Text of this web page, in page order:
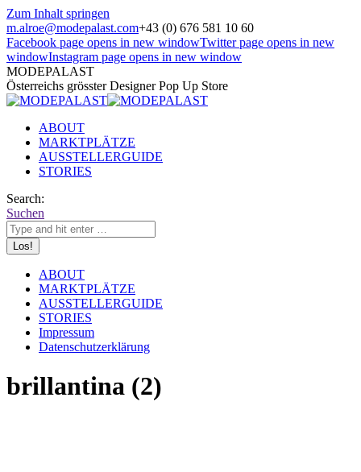
Zum Inhalt springen
m.alroe@modepalast.com+43 (0) 676 581 10 60
Facebook page opens in new windowTwitter page opens in new
windowInstagram page opens in new window
MODEPALAST
Österreichs grösster Designer Pop Up Store
ABOUT
MARKTPLÄTZE
AUSSTELLERGUIDE
STORIES
Search:
Suchen
ABOUT
MARKTPLÄTZE
AUSSTELLERGUIDE
STORIES
Impressum
Datenschutzerklärung
brillantina (2)